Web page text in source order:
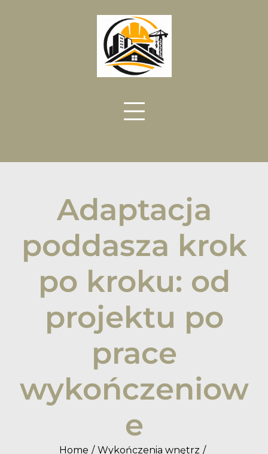
Adaptacja
poddasza krok
po kroku: od
projektu po
prace
wykończeniow
e
Home
Wykończenia wnętrz